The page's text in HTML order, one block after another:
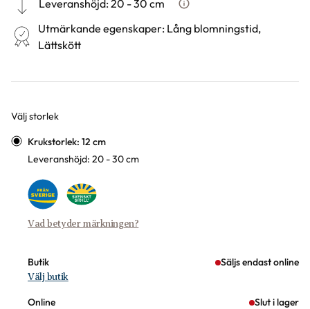
Leveranshöjd:20 - 30 cm Hur vi mäter leveranshöjd på
Utmärkande egenskaper: Lång blomningstid,
Lättskött
Välj storlek
Varianter
Krukstorlek: 12 cm
Leveranshöjd: 20 - 30 cm
Vad betyder märkningen?
Butik Säljs endast online
Välj butik
Online Slut i lager